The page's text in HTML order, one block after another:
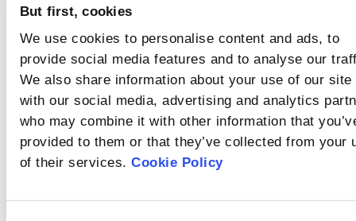
But first, cookies
We use cookies to personalise content and ads, to
provide social media features and to analyse our
We also share information about your use of our site
with our social media, advertising and analytics
who may combine it with other information that
provided to them or that they’ve collected from your
of their services.Cookie Policy
mittels Laserbeugung
Ergebnisse dadurch
verursacht werden,
Suspension
agglomerieren,
insbesondere wenn sie
sehr fein sind. Daher ist
eine vollständige
Dispersion der Probe
Wie werden
Partikel im
Trockenmodus
dispergiert?
Proben, die sich
entweder in einem
feuchten Medium
agglomerieren oder mit
dem Medium reagieren,
werden in der Regel mit
der
analysiert.
Was bedeutet
Abschattung?
Die Obskuration
bezieht sich auf den
Partikeln in der
Was ist das